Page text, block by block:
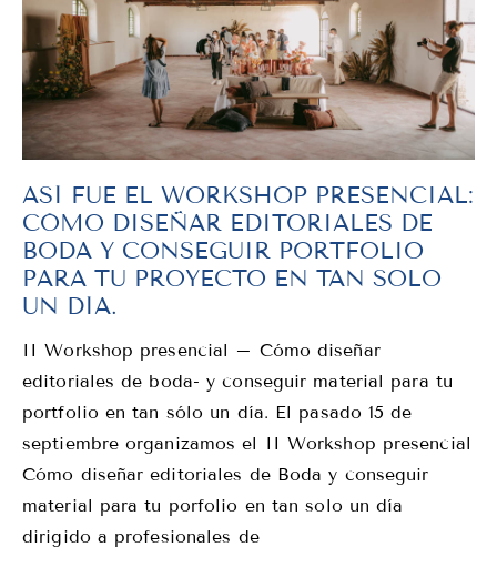
ASÍ FUE EL WORKSHOP PRESENCIAL:
CÓMO DISEÑAR EDITORIALES DE
BODA Y CONSEGUIR PORTFOLIO
PARA TU PROYECTO EN TAN SOLO
UN DÍA.
II Workshop presencial – Cómo diseñar
editoriales de boda- y conseguir material para tu
portfolio en tan sólo un día. El pasado 15 de
septiembre organizamos el II Workshop presencial
Cómo diseñar editoriales de Boda y conseguir
material para tu porfolio en tan solo un día
dirigido a profesionales de